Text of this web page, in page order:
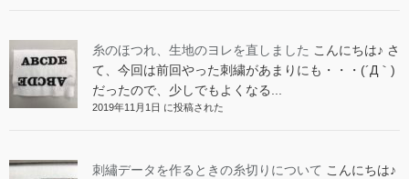
糸のほつれ、生地のヨレを直しました こんにちは♪ さ
て、今回は前回やった刺繍があまりにも・・・(´Д｀)
だったので、少しでもよくなる...
2019年11月1日 に投稿された
刺繡データを作るときの糸切りについて こんにちは♪